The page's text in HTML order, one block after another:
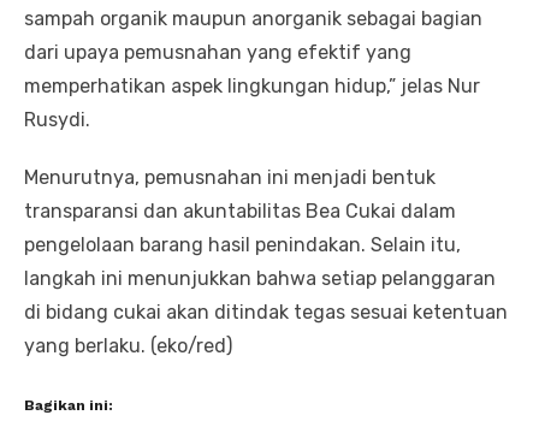
sampah organik maupun anorganik sebagai bagian
dari upaya pemusnahan yang efektif yang
memperhatikan aspek lingkungan hidup,” jelas Nur
Rusydi.
Menurutnya, pemusnahan ini menjadi bentuk
transparansi dan akuntabilitas Bea Cukai dalam
pengelolaan barang hasil penindakan. Selain itu,
langkah ini menunjukkan bahwa setiap pelanggaran
di bidang cukai akan ditindak tegas sesuai ketentuan
yang berlaku. (eko/red)
Bagikan ini: